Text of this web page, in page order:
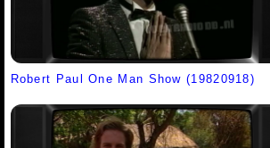
Robert Paul One Man Show (19820918)